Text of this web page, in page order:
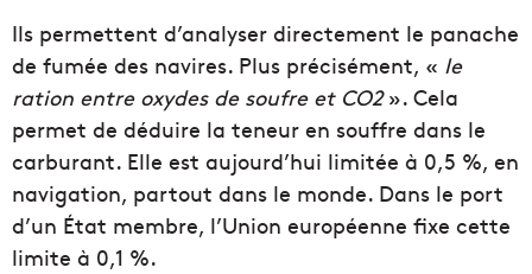
Ils permettent d’analyser directement le panache
de fumée des navires. Plus précisément, « le
ration entre oxydes de soufre et CO2». Cela
permet de déduire la teneur en souffre dans le
carburant. Elle est aujourd’hui limitée à 0,5 %, en
navigation, partout dans le monde. Dans le port
d’un État membre, l’Union européenne fixe cette
limite à 0,1 %.